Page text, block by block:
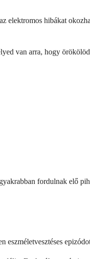
elektromos hibákat
van arra, hogy
fordulnak elő